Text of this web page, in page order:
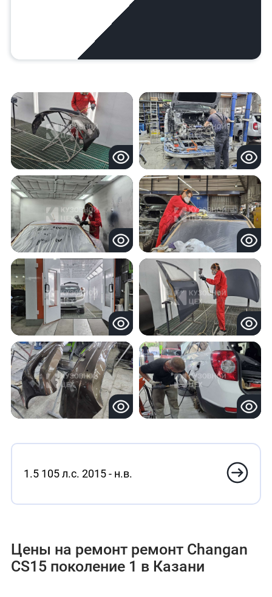
1.5 105 л.с. 2015 - н.в.
Цены на ремонт ремонт Changan
CS15 поколение 1 в Казани